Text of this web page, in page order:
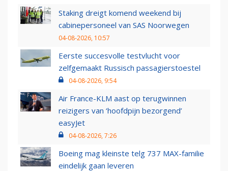
Staking dreigt komend weekend bij
cabinepersoneel van SAS Noorwegen
04-08-2026, 10:57
Eerste succesvolle testvlucht voor
zelfgemaakt Russisch passagierstoestel
04-08-2026, 9:54
Air France-KLM aast op terugwinnen
reizigers van ‘hoofdpijn bezorgend’
easyJet
04-08-2026, 7:26
Boeing mag kleinste telg 737 MAX-familie
eindelijk gaan leveren